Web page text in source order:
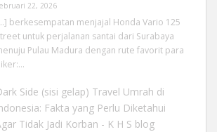
22, 2026
berkesempatan menjajal Honda Vario 125
untuk perjalanan santai dari Surabaya
Pulau Madura dengan rute favorit para
Side (sisi gelap) Travel Umrah di
Fakta yang Perlu Diketahui
Tidak Jadi Korban - K H S blog